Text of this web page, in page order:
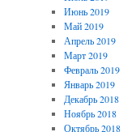
Июнь 2019
Май 2019
Апрель 2019
Март 2019
Февраль 2019
Январь 2019
Декабрь 2018
Ноябрь 2018
Октябрь 2018